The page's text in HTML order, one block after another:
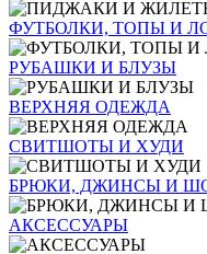
ФУТБОЛКИ, ТОПЫ И
РУБАШКИ И БЛУЗЫ
ВЕРХНЯЯ ОДЕЖДА
СВИТШОТЫ И ХУДИ
БРЮКИ, ДЖИНСЫ И
АКСЕССУАРЫ